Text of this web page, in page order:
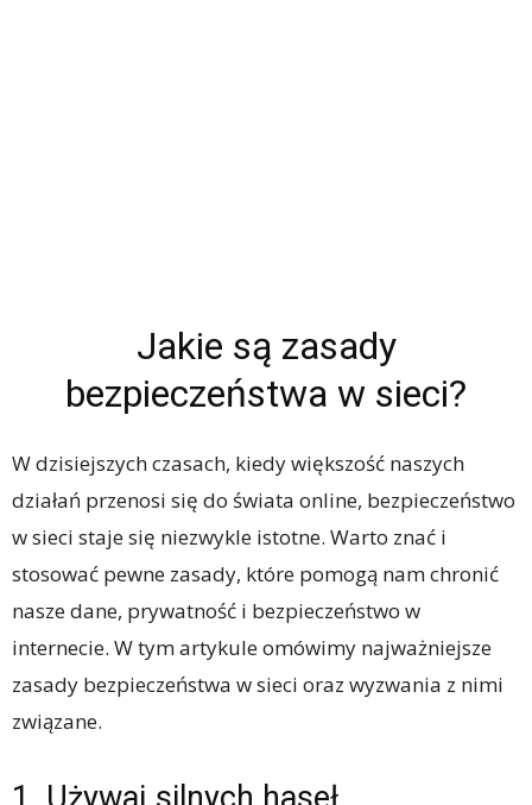
Jakie są zasady
bezpieczeństwa w sieci?
W dzisiejszych czasach, kiedy większość naszych
działań przenosi się do świata online, bezpieczeństwo
w sieci staje się niezwykle istotne. Warto znać i
stosować pewne zasady, które pomogą nam chronić
nasze dane, prywatność i bezpieczeństwo w
internecie. W tym artykule omówimy najważniejsze
zasady bezpieczeństwa w sieci oraz wyzwania z nimi
związane.
1. Używaj silnych haseł